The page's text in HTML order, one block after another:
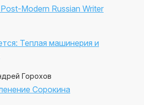
Modern Russian Writer
Теплая машинерия и
Горохов
Сорокина